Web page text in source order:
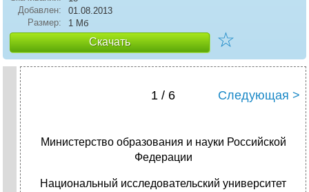
Добавлен:
01.08.2013
Размер:
1 Мб
Скачать ☆
1 / 6 Следующая >
Министерство образования и науки Российской
Федерации
Национальный исследовательский университет